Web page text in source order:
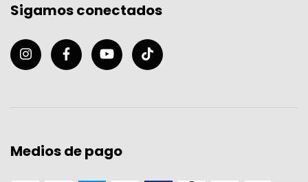
Sigamos conectados
Medios de pago